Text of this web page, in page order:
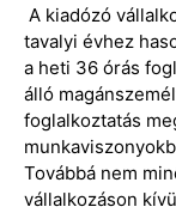
A kiadózó
tavalyi évhez
a heti 36 órás
álló
foglalkoztatás
Továbbá nem
vállalkozáson